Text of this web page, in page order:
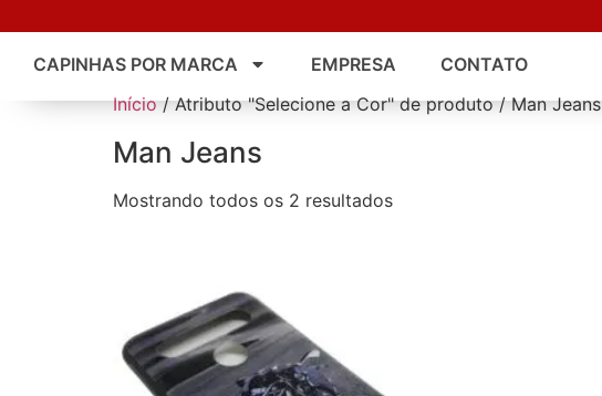
CAPINHAS POR MARCA EMPRESA CONTATO
Início/ Atributo "Selecione a Cor" de produto / Man Jeans
Man Jeans
Mostrando todos os 2 resultados